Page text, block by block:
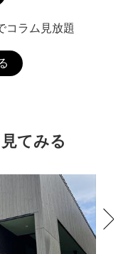
コラム見放題
てみる